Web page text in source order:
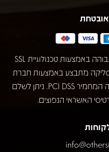
האתר מאובטח ברמת הצפנה גבוהה באמצעות טכנולוגיית SSL
מתבצע באמצעות חברת
COMAX בהתאם לתקן האבטחה המחמיר PCI DSS. ניתן לשלם
האשראי הנפוצים.